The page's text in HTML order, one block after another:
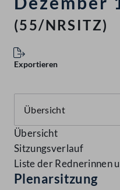
(55/NRSITZ)
Exportieren
Übersicht
Sitzungsverlauf
Liste der Rednerinnen
Plenarsitzung